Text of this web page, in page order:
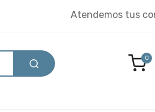
Atendemos tus
0